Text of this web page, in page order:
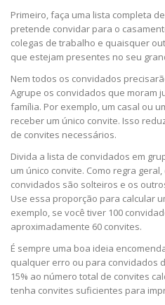
Primeiro, faça uma lista completa
pretende convidar para o
colegas de trabalho e quaisquer
que estejam presentes no seu
Nem todos os convidados
Agrupe os convidados que moram
família. Por exemplo, um casal ou
receber um único convite. Isso
de convites necessários.
Divida a lista de convidados em
um único convite. Como regra
convidados são solteiros e os
Use essa proporção para calcular
exemplo, se você tiver 100
aproximadamente 60 convites.
É sempre uma boa ideia
qualquer erro ou para convidados
15% ao número total de convites
tenha convites suficientes para